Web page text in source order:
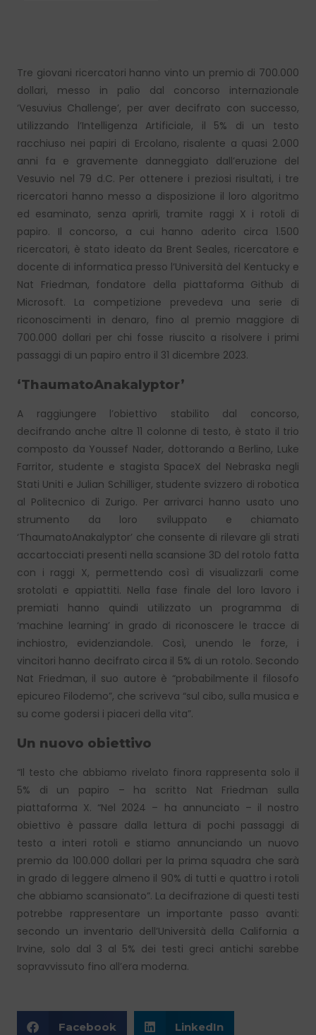
Tre giovani ricercatori hanno vinto un premio di 700.000
dollari, messo in palio dal concorso internazionale
‘Vesuvius Challenge’, per aver decifrato con successo,
utilizzando l’Intelligenza Artificiale, il 5% di un testo
racchiuso nei papiri di Ercolano, risalente a quasi 2.000
anni fa e gravemente danneggiato dall’eruzione del
Vesuvio nel 79 d.C. Per ottenere i preziosi risultati, i tre
ricercatori hanno messo a disposizione il loro algoritmo
ed esaminato, senza aprirli, tramite raggi X i rotoli di
papiro. Il concorso, a cui hanno aderito circa 1.500
ricercatori, è stato ideato da Brent Seales, ricercatore e
docente di informatica presso l’Università del Kentucky e
Nat Friedman, fondatore della piattaforma Github di
Microsoft. La competizione prevedeva una serie di
riconoscimenti in denaro, fino al premio maggiore di
700.000 dollari per chi fosse riuscito a risolvere i primi
passaggi di un papiro entro il 31 dicembre 2023.
‘ThaumatoAnakalyptor’
A raggiungere l’obiettivo stabilito dal concorso,
decifrando anche altre 11 colonne di testo, è stato il trio
composto da Youssef Nader, dottorando a Berlino, Luke
Farritor, studente e stagista SpaceX del Nebraska negli
Stati Uniti e Julian Schilliger, studente svizzero di robotica
al Politecnico di Zurigo. Per arrivarci hanno usato uno
strumento da loro sviluppato e chiamato
‘ThaumatoAnakalyptor’ che consente di rilevare gli strati
accartocciati presenti nella scansione 3D del rotolo fatta
con i raggi X, permettendo così di visualizzarli come
srotolati e appiattiti. Nella fase finale del loro lavoro i
premiati hanno quindi utilizzato un programma di
‘machine learning’ in grado di riconoscere le tracce di
inchiostro, evidenziandole. Così, unendo le forze, i
vincitori hanno decifrato circa il 5% di un rotolo. Secondo
Nat Friedman, il suo autore è “probabilmente il filosofo
epicureo Filodemo”, che scriveva “sul cibo, sulla musica e
su come godersi i piaceri della vita”.
Un nuovo obiettivo
“Il testo che abbiamo rivelato finora rappresenta solo il
5% di un papiro – ha scritto Nat Friedman sulla
piattaforma X. “Nel 2024 – ha annunciato – il nostro
obiettivo è passare dalla lettura di pochi passaggi di
testo a interi rotoli e stiamo annunciando un nuovo
premio da 100.000 dollari per la prima squadra che sarà
in grado di leggere almeno il 90% di tutti e quattro i rotoli
che abbiamo scansionato”. La decifrazione di questi testi
potrebbe rappresentare un importante passo avanti:
secondo un inventario dell’Università della California a
Irvine, solo dal 3 al 5% dei testi greci antichi sarebbe
sopravvissuto fino all’era moderna.
Facebook LinkedIn